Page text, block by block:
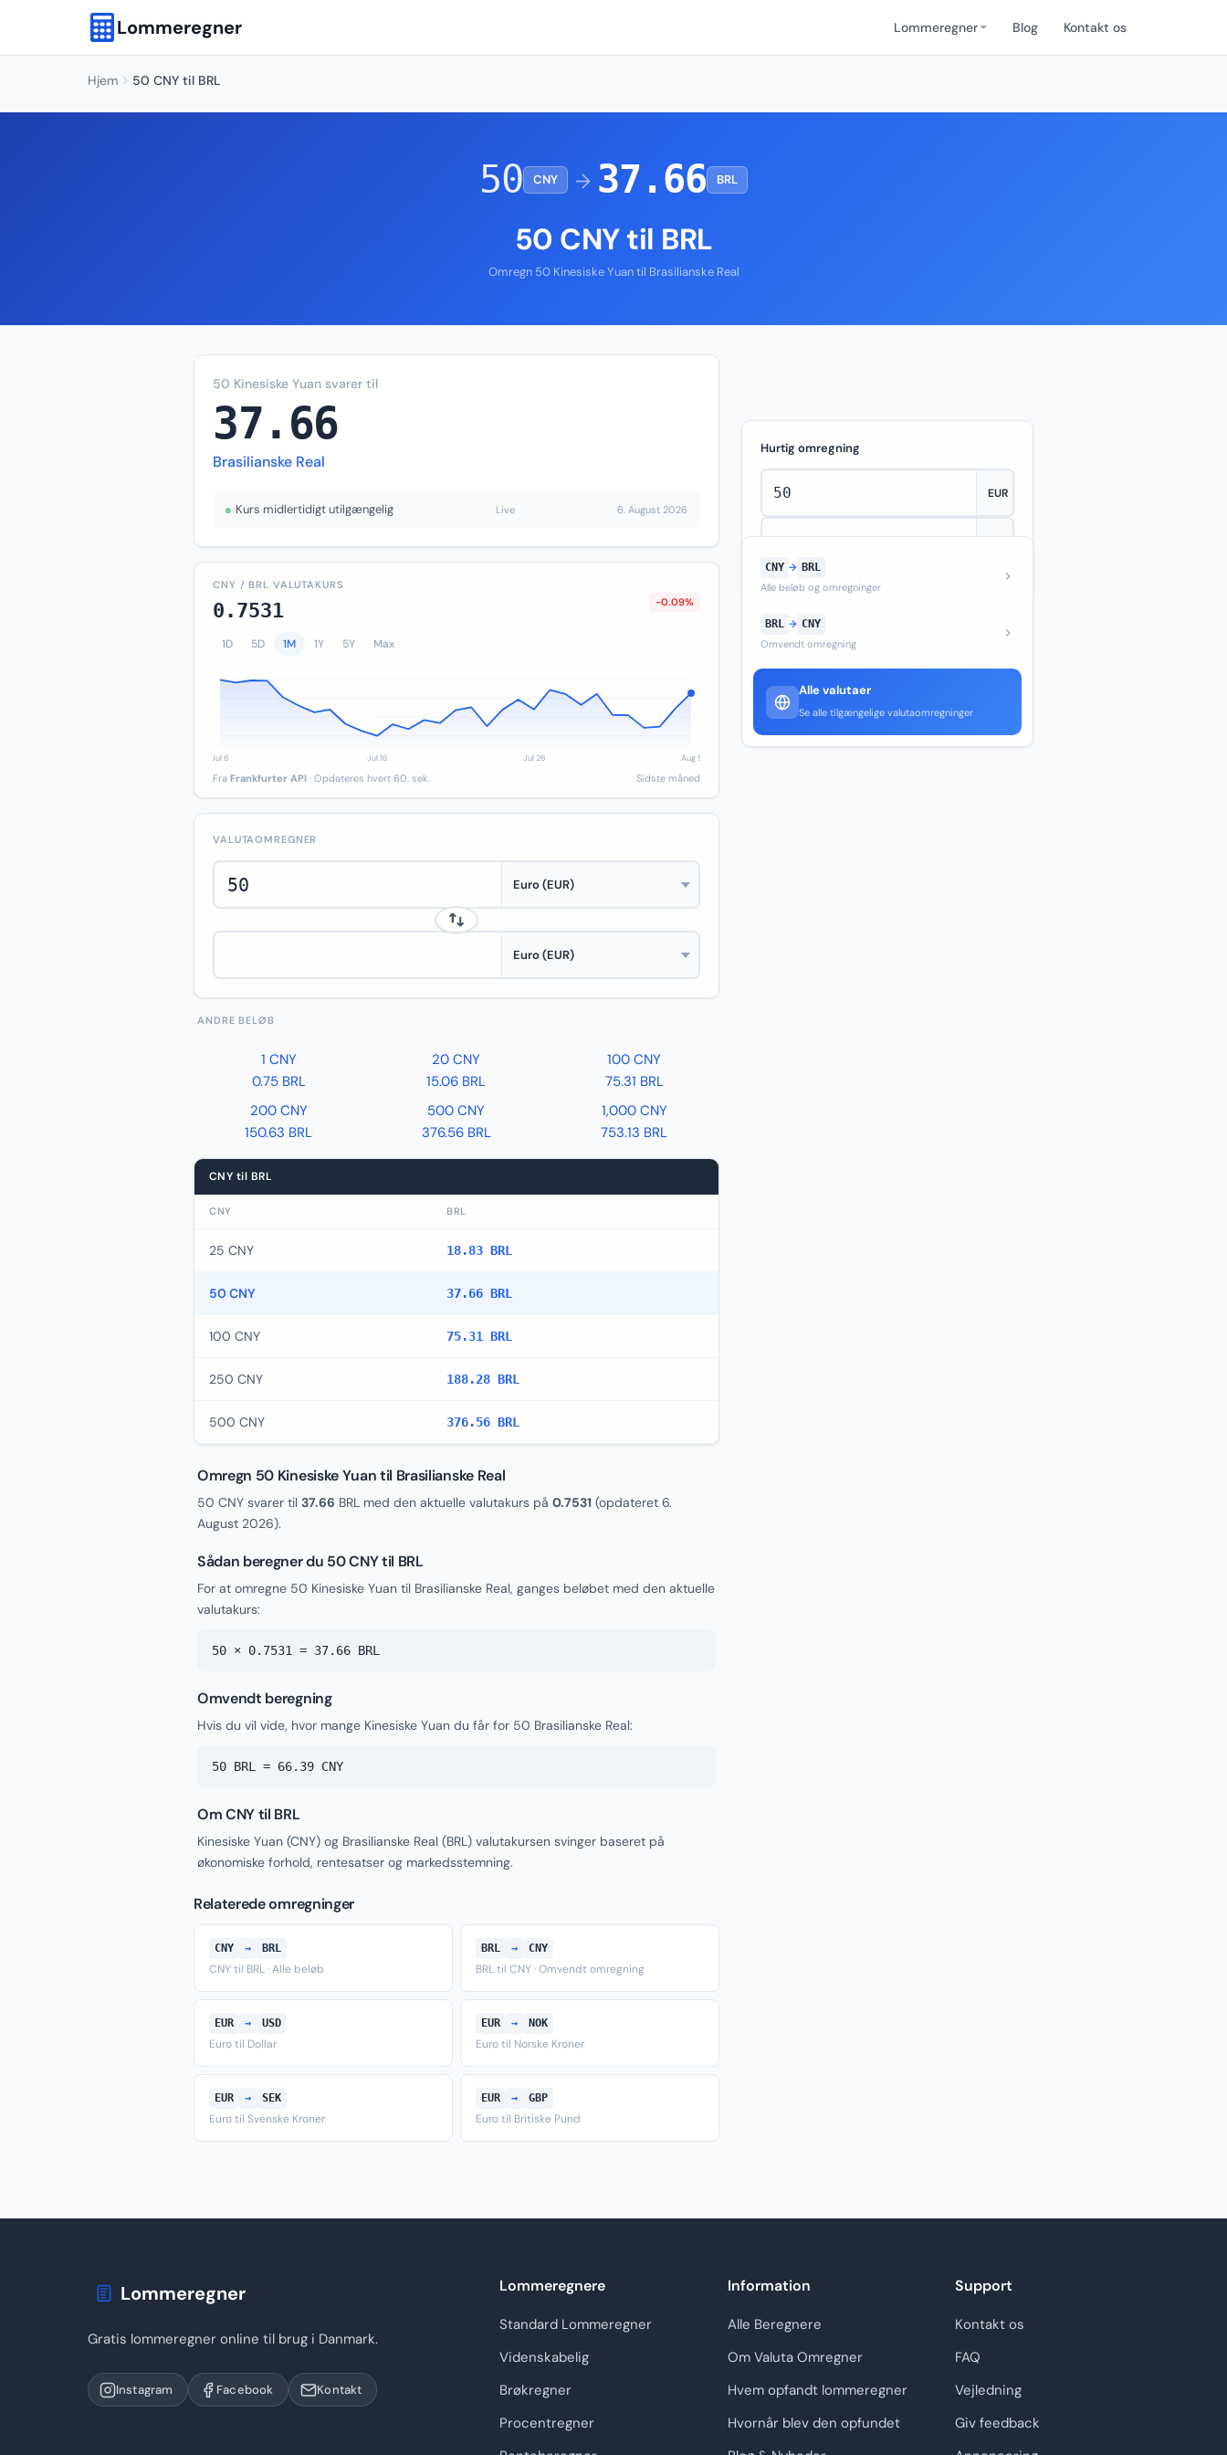
Lommeregner Lommeregner Blog Kontakt os
Hjem 50 CNY til BRL
50 CNY → 37.66 BRL
50 CNY til BRL
Omregn 50 Kinesiske Yuan til Brasilianske Real
50 Kinesiske Yuan svarer til
37.66
Brasilianske Real
Kurs midlertidigt utilgængelig Live 6. August 2026
CNY / BRL VALUTAKURS
0.7531 -0.09%
1D 5D 1M 1Y 5Y Max
Fra Frankfurter API · Opdateres hvert 60. sek. Sidste måned
VALUTAOMREGNER
ANDRE BELØB
1 CNY
0.75 BRL
20 CNY
15.06 BRL
100 CNY
75.31 BRL
200 CNY
150.63 BRL
500 CNY
376.56 BRL
1,000 CNY
753.13 BRL
CNY til BRL
CNY BRL
25 CNY 18.83 BRL
50 CNY 37.66 BRL
100 CNY 75.31 BRL
250 CNY 188.28 BRL
500 CNY 376.56 BRL
Omregn 50 Kinesiske Yuan til Brasilianske Real
50 CNY svarer til 37.66 BRL med den aktuelle valutakurs på 0.7531 (opdateret 6.
August 2026).
Sådan beregner du 50 CNY til BRL
For at omregne 50 Kinesiske Yuan til Brasilianske Real, ganges beløbet med den aktuelle
valutakurs:
50 × 0.7531 = 37.66 BRL
Omvendt beregning
Hvis du vil vide, hvor mange Kinesiske Yuan du får for 50 Brasilianske Real:
50 BRL = 66.39 CNY
Om CNY til BRL
Kinesiske Yuan (CNY) og Brasilianske Real (BRL) valutakursen svinger baseret på
økonomiske forhold, rentesatser og markedsstemning.
Relaterede omregninger
CNY → BRL
CNY til BRL · Alle beløb
BRL → CNY
BRL til CNY · Omvendt omregning
EUR → USD
Euro til Dollar
EUR → NOK
Euro til Norske Kroner
EUR → SEK
Euro til Svenske Kroner
EUR → GBP
Euro til Britiske Pund
Hurtig omregning
CNY → BRL
Alle beløb og omregninger
BRL → CNY
Omvendt omregning
Alle valutaer
Se alle tilgængelige valutaomregninger
Lommeregner
Gratis lommeregner online til brug i Danmark.
Instagram Facebook Kontakt
Lommeregnere
Standard Lommeregner
Videnskabelig
Brøkregner
Procentregner
Information
Alle Beregnere
Om Valuta Omregner
Hvem opfandt lommeregner
Hvornår blev den opfundet
Support
Kontakt os
FAQ
Vejledning
Giv feedback